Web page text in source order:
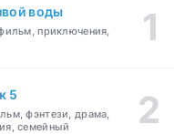
воды
приключения,
5
фэнтези, драма,
семейный